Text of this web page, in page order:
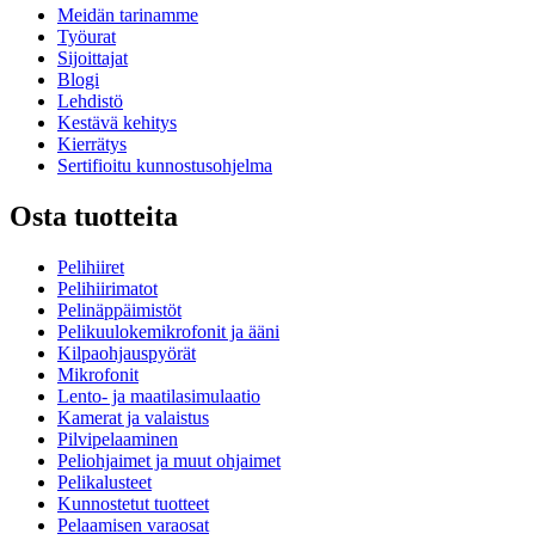
Meidän tarinamme
Työurat
Sijoittajat
Blogi
Lehdistö
Kestävä kehitys
Kierrätys
Sertifioitu kunnostusohjelma
Osta tuotteita
Pelihiiret
Pelihiirimatot
Pelinäppäimistöt
Pelikuulokemikrofonit ja ääni
Kilpaohjauspyörät
Mikrofonit
Lento- ja maatilasimulaatio
Kamerat ja valaistus
Pilvipelaaminen
Peliohjaimet ja muut ohjaimet
Pelikalusteet
Kunnostetut tuotteet
Pelaamisen varaosat